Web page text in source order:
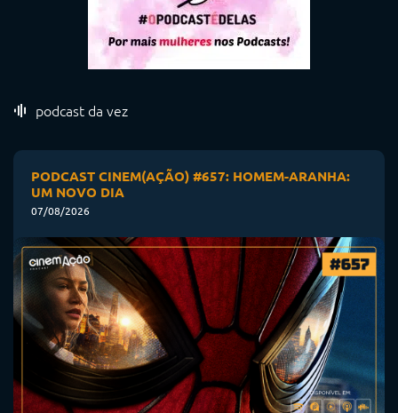
podcast da vez
PODCAST CINEM(AÇÃO) #657: HOMEM-ARANHA:
UM NOVO DIA
07/08/2026